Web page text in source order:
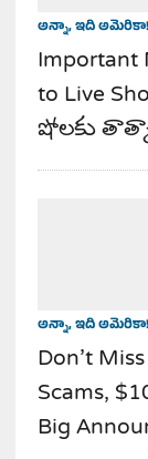
అన్నా, ఇది అమెరికా!
Important
to Live
షోలకు
అన్నా, ఇది అమెరికా!
Don’t
Scams,
Big